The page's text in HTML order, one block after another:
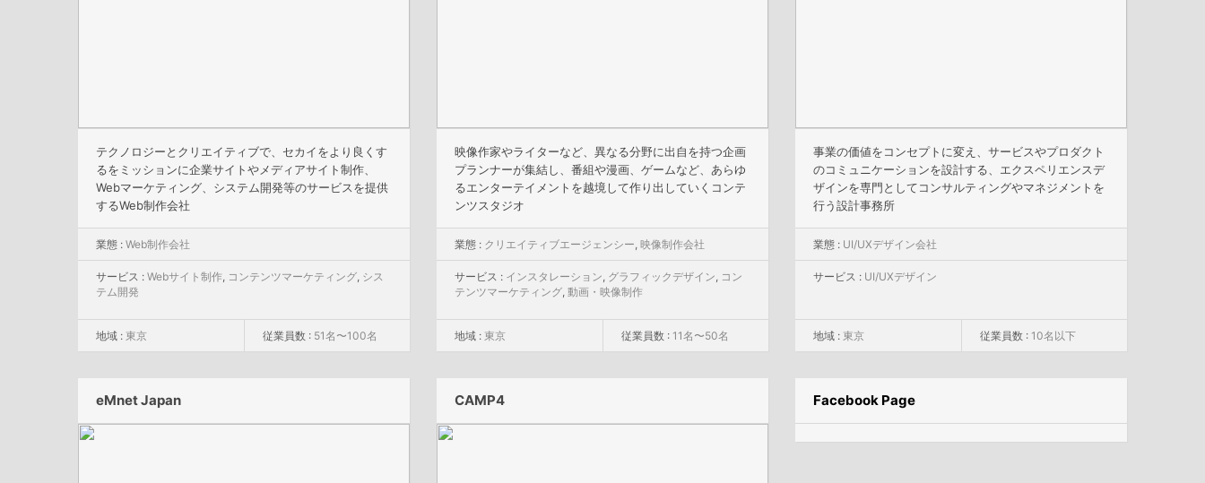
テクノロジーとクリエイティブで、セカイをより良くす
るをミッションに企業サイトやメディアサイト制作、
Webマーケティング、システム開発等のサービスを提供
するWeb制作会社
業態 : Web制作会社
サービス : Webサイト制作, コンテンツマーケティング, シス
テム開発
地域 : 東京 従業員数 : 51名〜100名
映像作家やライターなど、異なる分野に出自を持つ企画
プランナーが集結し、番組や漫画、ゲームなど、あらゆ
るエンターテイメントを越境して作り出していくコンテ
ンツスタジオ
業態 : クリエイティブエージェンシー, 映像制作会社
サービス : インスタレーション, グラフィックデザイン, コン
テンツマーケティング, 動画・映像制作
地域 : 東京 従業員数 : 11名〜50名
事業の価値をコンセプトに変え、サービスやプロダクト
のコミュニケーションを設計する、エクスペリエンスデ
ザインを専門としてコンサルティングやマネジメントを
行う設計事務所
業態 : UI/UXデザイン会社
サービス : UI/UXデザイン
地域 : 東京 従業員数 : 10名以下
eMnet Japan CAMP4 Facebook Page